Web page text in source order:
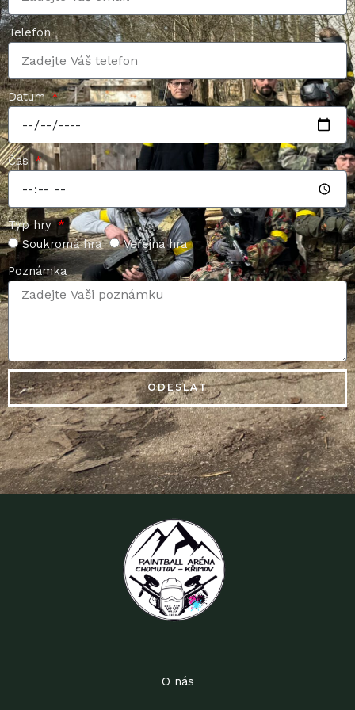
Telefon
Datum
Čas
Typ hry
Soukromá hra
Veřejná hra
Poznámka
ODESLAT
O nás